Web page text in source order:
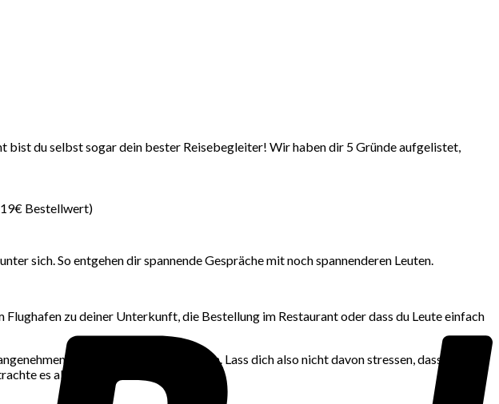
Bestellwert)
bist du selbst sogar dein bester Reisebegleiter! Wir haben dir 5 Gründe aufgelistet,
sich. So entgehen dir spannende Gespräche mit noch spannenderen Leuten.
zu deiner Unterkunft, die Bestellung im Restaurant oder dass du Leute einfach
Aufgaben vorschicken kann. Lass dich also nicht davon stressen, dass deine
es als Herausforderung!